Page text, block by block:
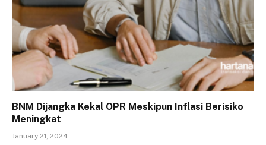
BNM Dijangka Kekal OPR Meskipun Inflasi Berisiko
Meningkat
January 21, 2024